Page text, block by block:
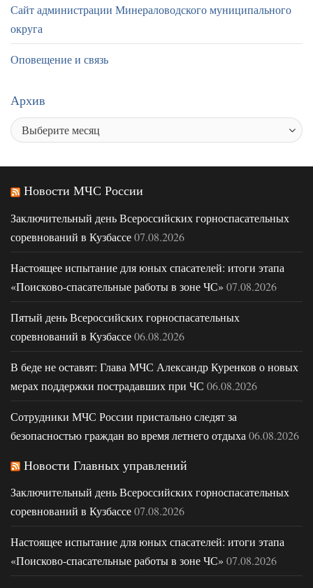
Сайт администрации Минераловодского муниципального
округа
Оповещение и связь
Архив
Новости МЧС России
Заключительный день Всероссийских горноспасательных
соревнований в Кузбассе07.08.2026
Настоящее испытание для юных спасателей: итоги этапа
«Поисково-спасательные работы в зоне ЧС» 07.08.2026
Пятый день Всероссийских горноспасательных
соревнований в Кузбассе06.08.2026
В беде не оставят: Глава МЧС Александр Куренков о новых
мерах поддержки пострадавших при ЧС 06.08.2026
Сотрудники МЧС России пристально следят за
безопасностью граждан во время летнего отдыха 06.08.2026
Новости Главных управлений
Заключительный день Всероссийских горноспасательных
соревнований в Кузбассе07.08.2026
Настоящее испытание для юных спасателей: итоги этапа
«Поисково-спасательные работы в зоне ЧС» 07.08.2026